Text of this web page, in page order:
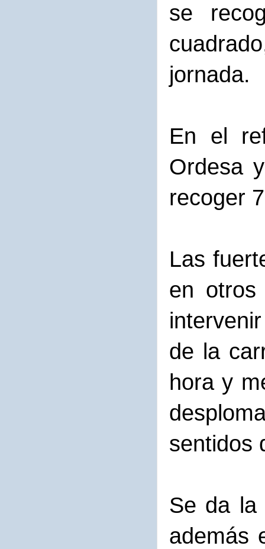
se
jornada.
En el
Ordesa
recoger
Las
en otros
de la
hora y
sentidos
Se da la
además